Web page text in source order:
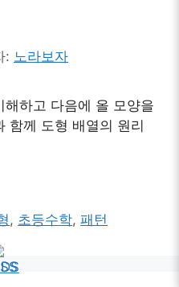
: 노라보자
하고 다음에 올 모양을
함께 도형 배열의 원리
, 초등수학,패턴